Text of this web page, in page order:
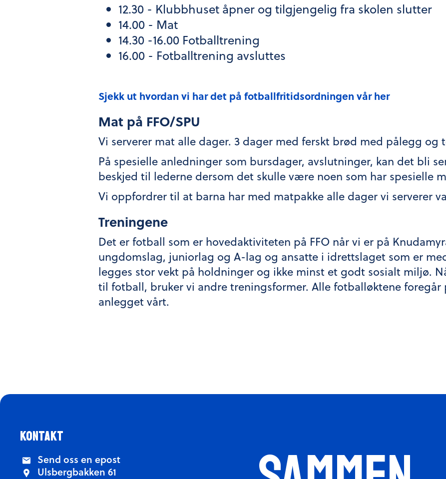
12.30 - Klubbhuset åpner og tilgjengelig fra skolen slutter
14.00 - Mat
14.30 -16.00 Fotballtrening
16.00 - Fotballtrening avsluttes
Sjekk ut hvordan vi har det på fotballfritidsordningen vår her
Mat på FFO/SPU
Vi serverer mat alle dager. 3 dager med ferskt brød med pålegg og
På spesielle anledninger som bursdager, avslutninger, kan det bli
beskjed til lederne dersom det skulle være noen som har spesielle
Vi oppfordrer til at barna har med matpakke alle dager vi serverer
Treningene
Det er fotball som er hovedaktiviteten på FFO når vi er på
ungdomslag, juniorlag og A-lag og ansatte i idrettslaget som er
legges stor vekt på holdninger og ikke minst et godt sosialt miljø.
til fotball, bruker vi andre treningsformer. Alle fotballøktene foregår
anlegget vårt.
kontakt
Send oss en epost
Ulsbergbakken 61